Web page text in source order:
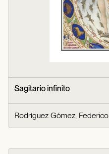
Sagitario infinito
Rodríguez Gómez, Federico